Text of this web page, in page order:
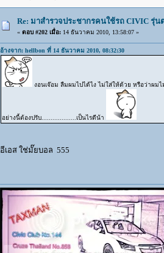
Re: มาสำรวจประชากรคนใช้รถ CIVIC รุ่น
« ตอบ #202 เมื่อ:14 ธันวาคม 2010, 13:58:07 »
อ้างจาก: hellbon ที่ 14 ธันวาคม 2010, 08:32:30
งอนเจ๊อม ลืมผมไปได้ไง ไม่ใส่ให้ด้วย หรือว่าผม
อย่างนี้ต้องปรับ...................เป็นไรดีน้า
อีเอส ใช่มั๊ยบอล 555